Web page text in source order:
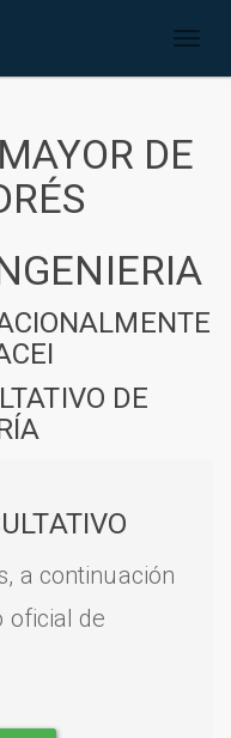
DE
DE
a continuación
oficial de